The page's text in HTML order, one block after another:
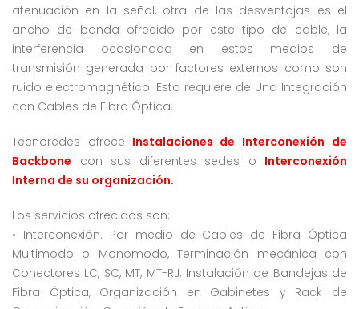
atenuación en la señal, otra de las desventajas es el
ancho de banda ofrecido por este tipo de cable, la
interferencia ocasionada en estos medios de
transmisión generada por factores externos como son
ruido electromagnético. Esto requiere de Una Integración
con Cables de Fibra Óptica.
Tecnoredes ofrece Instalaciones de Interconexión de
Backbone
con sus diferentes sedes o Interconexión
Interna de su organización.
Los servicios ofrecidos son:
• Interconexión. Por medio de Cables de Fibra Óptica
Multimodo o Monomodo, Terminación mecánica con
Conectores LC, SC, MT, MT-RJ. Instalación de Bandejas de
Fibra Óptica, Organización en Gabinetes y Rack de